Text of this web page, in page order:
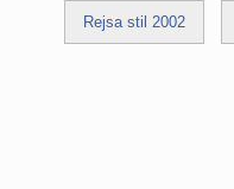
Rejsa stil 2002